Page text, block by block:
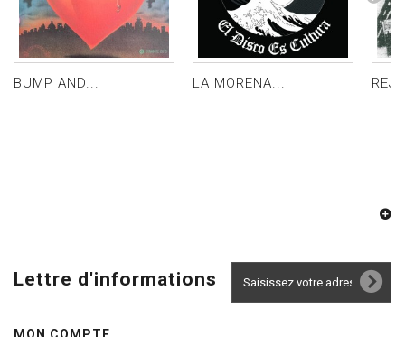
BUMP AND... LA MORENA...
Lettre d'informations
MON COMPTE